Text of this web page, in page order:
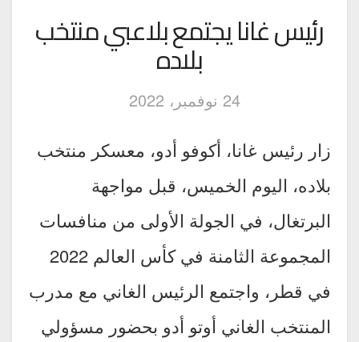
رئيس غانا يجتمع بلاعبي منتخب
بلاده
24 نوفمبر، 2022
زار رئيس غانا، أكوفو أدو، معسكر منتخب
بلاده، اليوم الخميس، قبل مواجهة
البرتغال، في الجولة الأولى من منافسات
المجموعة الثامنة في كأس العالم 2022
في قطر، واجتمع الرئيس الغاني مع مدرب
المنتخب الغاني أوتو أدو بحضور مسؤولي